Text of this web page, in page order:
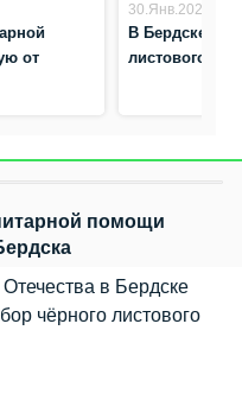
от
30.Янв.2025
В Бердске
листового
помощи
в Бердске
чёрного листового